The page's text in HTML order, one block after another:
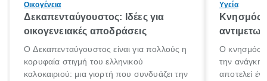
Οικογένεια
Δεκαπενταύγουστος: Ιδέες για
οικογενειακές αποδράσεις
Ο Δεκαπενταύγουστος είναι για πολλούς η
κορυφαία στιγμή του ελληνικού
καλοκαιριού: μια γιορτή που συνδυάζει την
Υγεία
Κνησμός:
Ο κνησμός
την ανάγκη
αποτελεί